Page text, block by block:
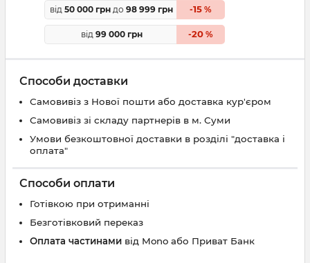
від 50 000 грн до 98 999 грн -15%
від 99 000 грн -20%
Способи доставки
Самовивіз з Нової пошти або доставка кур'єром
Самовивіз зі складу партнерів в м. Суми
Умови безкоштовної доставки в розділі "доставка і
оплата"
Способи оплати
Готівкою при отриманні
Безготівковий переказ
Оплата частинами від Mono або Приват Банк